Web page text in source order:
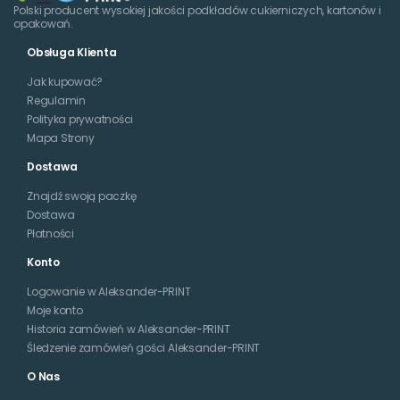
Polski producent wysokiej jakości podkładów cukierniczych, kartonów i
opakowań.
Obsługa Klienta
Jak kupować?
Regulamin
Polityka prywatności
Mapa Strony
Dostawa
Znajdź swoją paczkę
Dostawa
Płatności
Konto
Logowanie w Aleksander-PRINT
Moje konto
Historia zamówień w Aleksander-PRINT
Śledzenie zamówień gości Aleksander-PRINT
O Nas